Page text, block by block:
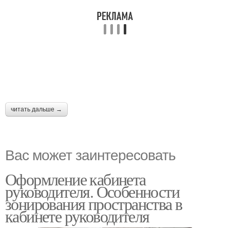
читать дальше →
Вас может заинтересовать
Оформление кабинета
руководителя. Особенности
зонирования пространства в
кабинете руководителя